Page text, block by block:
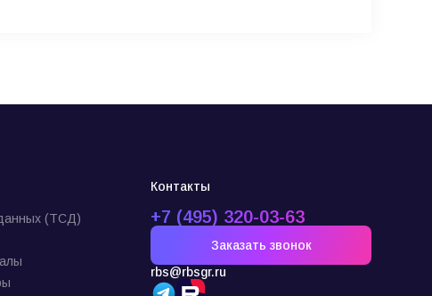
(ТСД)
Контакты
+7 (495) 320-03-63
Заказать звонок
rbs@rbsgr.ru